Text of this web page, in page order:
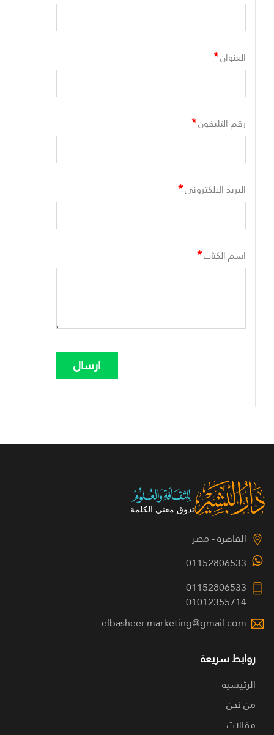
العنوان*
رقم التليفون*
البريد الالكترونى*
اسم الكتاب*
القاهرة - مصر
01152806533
01152806533
01012355714
elbasheer.marketing@gmail.com
روابط سريعة
الرئيسية
من نحن
مقالات